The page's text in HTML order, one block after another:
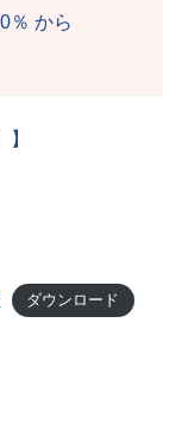
％ から
ダウンロード